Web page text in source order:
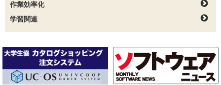
作業効率化
学習関連